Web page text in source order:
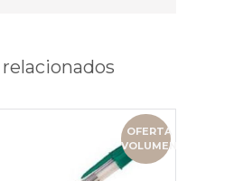
OFERTA
VOLUMEN